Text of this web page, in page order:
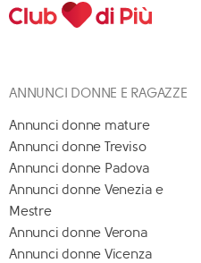
ANNUNCI DONNE E RAGAZZE
Annunci donne mature
Annunci donne Treviso
Annunci donne Padova
Annunci donne Venezia e
Mestre
Annunci donne Verona
Annunci donne Vicenza